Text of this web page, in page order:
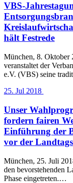
VBS-
hält Festrede
München, 8. Oktober
veranstaltet der
e.V. (VBS) seine
25. Jul 2018
Unser
fordern fairen
Einführung der
vor der
München, 25. Juli
den bevorstehenden
Phase eingetreten.…